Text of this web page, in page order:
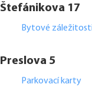
Štefánikova 17
Bytové záležitosti
Preslova 5
Parkovací karty